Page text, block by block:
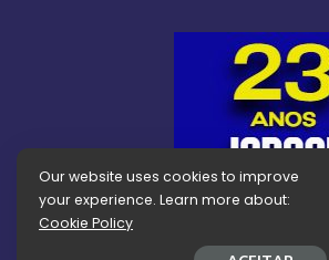
Our website uses cookies to improve
your experience. Learn more about:
Cookie Policy